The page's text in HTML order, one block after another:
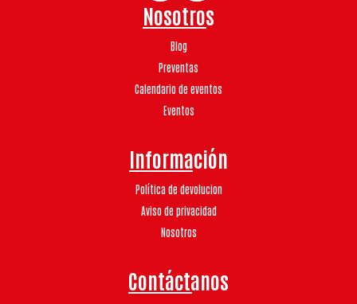
Nosotros
Blog
Preventas
Calendario de eventos
Eventos
Información
Política de devolucion
Aviso de privacidad
Nosotros
Contáctanos